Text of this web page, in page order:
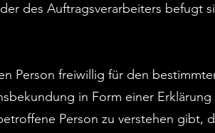
des Auftragsverarbeiters befugt
Person freiwillig für den
in Form einer
Person zu verstehen gibt,